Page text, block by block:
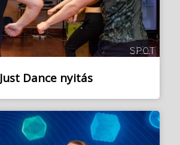
Just Dance nyitás